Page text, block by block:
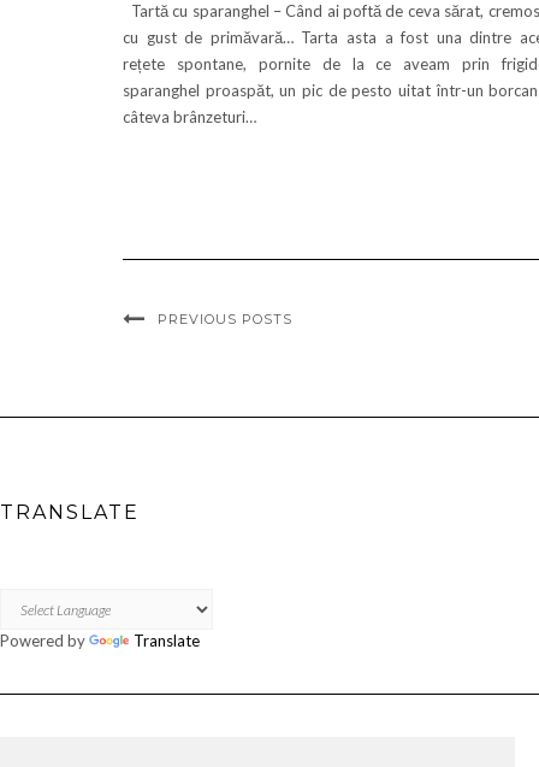
Tartă cu sparanghel – Când ai poftă de ceva sărat,
cu gust de primăvară… Tarta asta a fost una dintre
rețete spontane, pornite de la ce aveam prin
sparanghel proaspăt, un pic de pesto uitat într-un
câteva brânzeturi…
PREVIOUS POSTS
TRANSLATE
Powered by Translate